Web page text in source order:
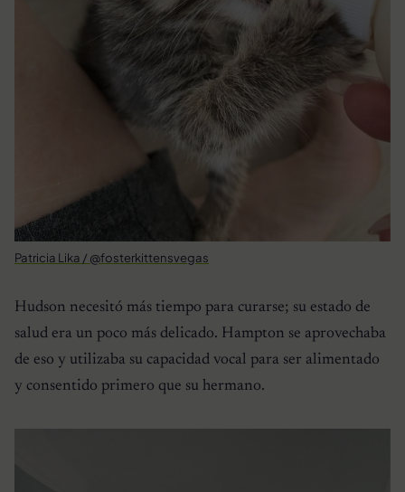
Patricia Lika / @fosterkittensvegas
Hudson necesitó más tiempo para curarse; su estado de
salud era un poco más delicado. Hampton se aprovechaba
de eso y utilizaba su capacidad vocal para ser alimentado
y consentido primero que su hermano.